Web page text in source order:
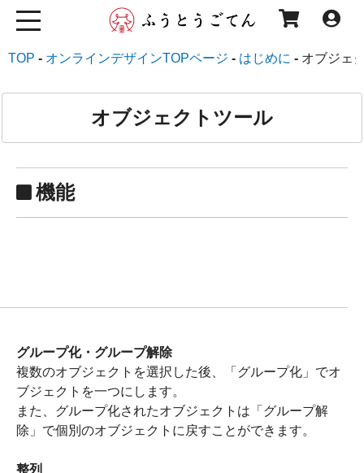
TOP オンラインデザインTOPページ はじめに オブジェ
オブジェクトツール
機能
グループ化・グループ解除
複数のオブジェクトを選択した後、「グループ化」でオ
ブジェクトを一つにします。
また、グループ化されたオブジェクトは「グループ解
除」で個別のオブジェクトに戻すことができます。
整列